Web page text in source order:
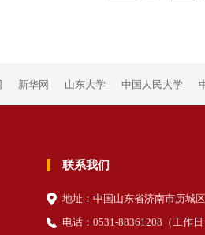
新华网 山东大学 中国人民大学
联系我们
地址：中国山东省济南市历城
电话：0531-88361208（ 工作日